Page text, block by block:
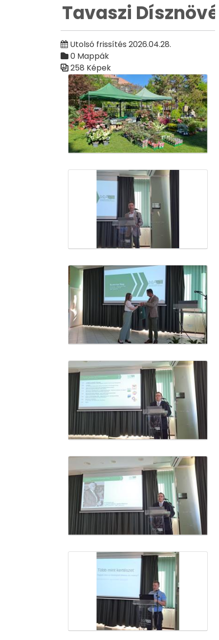
Tavaszi
Utolsó frissítés 2026.04.28.
0 Mappák
258 Képek
Médiatár